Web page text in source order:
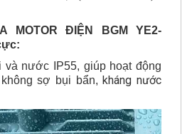
nước IP55, giúp hoạt động
không sợ bụi bẩn,kháng nước